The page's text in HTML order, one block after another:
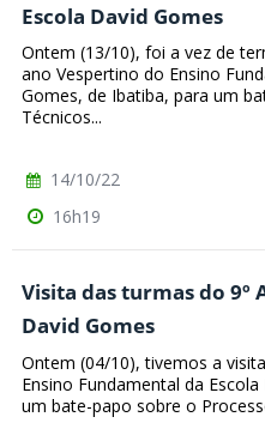
Escola David Gomes
Ontem (13/10), foi a vez de
ano Vespertino do Ensino
Gomes, de Ibatiba, para um
Técnicos...
14/10/22
16h19
Visita das turmas do 9º
David Gomes
Ontem (04/10), tivemos a
Ensino Fundamental da
um bate-papo sobre o